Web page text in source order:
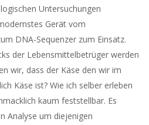
Untersuchungen
Gerät vom
DNA-Sequenzer zum Einsatz.
der Lebensmittelbetrüger werden
wir, dass der Käse den wir im
Käse ist? Wie ich selber erleben
kaum feststellbar. Es
Analyse um diejenigen